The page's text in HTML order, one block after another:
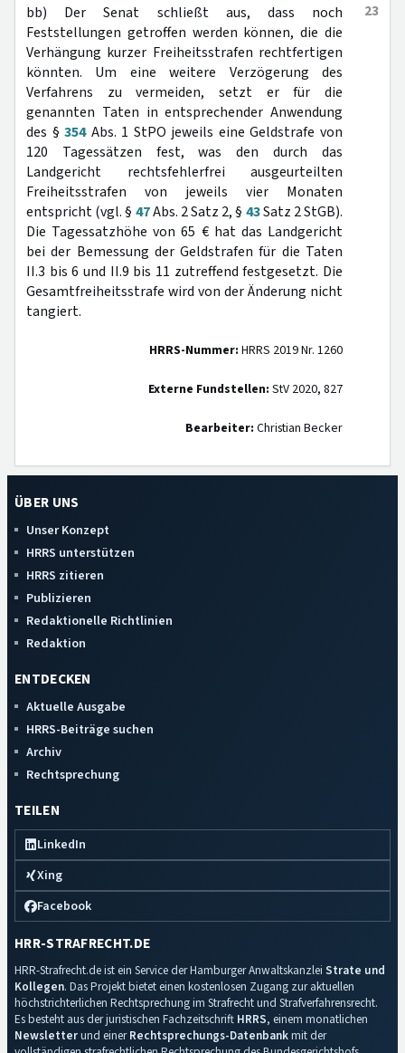
23
bb) Der Senat schließt aus, dass noch
Feststellungen getroffen werden können, die die
Verhängung kurzer Freiheitsstrafen rechtfertigen
könnten. Um eine weitere Verzögerung des
Verfahrens zu vermeiden, setzt er für die
genannten Taten in entsprechender Anwendung
des §354Abs. 1 StPO jeweils eine Geldstrafe von
120 Tagessätzen fest, was den durch das
Landgericht rechtsfehlerfrei ausgeurteilten
Freiheitsstrafen von jeweils vier Monaten
entspricht (vgl. § 47Abs. 2 Satz 2, § 43Satz 2 StGB).
Die Tagessatzhöhe von 65 € hat das Landgericht
bei der Bemessung der Geldstrafen für die Taten
II.3 bis 6 und II.9 bis 11 zutreffend festgesetzt. Die
Gesamtfreiheitsstrafe wird von der Änderung nicht
tangiert.
HRRS-Nummer: HRRS 2019 Nr. 1260
Externe Fundstellen: StV 2020, 827
Bearbeiter: Christian Becker
ÜBER UNS
Unser Konzept
HRRS unterstützen
HRRS zitieren
Publizieren
Redaktionelle Richtlinien
Redaktion
ENTDECKEN
Aktuelle Ausgabe
HRRS-Beiträge suchen
Archiv
Rechtsprechung
TEILEN
LinkedIn
Xing
Facebook
HRR-STRAFRECHT.DE
HRR-Strafrecht.de ist ein Service der Hamburger Anwaltskanzlei Strate und
Kollegen. Das Projekt bietet einen kostenlosen Zugang zur aktuellen
höchstrichterlichen Rechtsprechung im Strafrecht und Strafverfahrensrecht.
Es besteht aus der juristischen Fachzeitschrift HRRS, einem monatlichen
Newsletterund einerRechtsprechungs-Datenbankmit der